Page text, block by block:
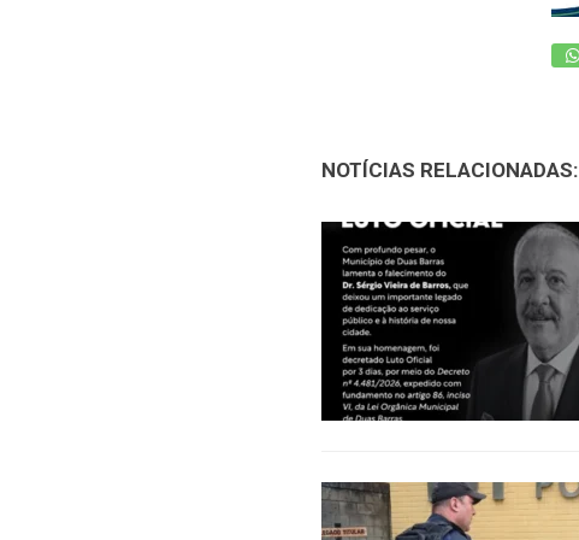
NOTÍCIAS RELACIONADAS: